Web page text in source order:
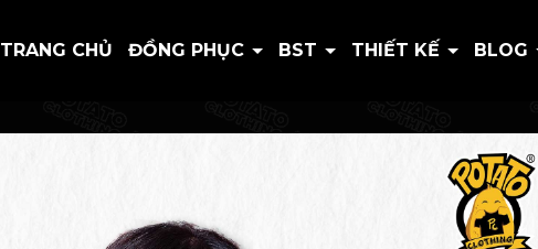
TRANG CHỦ ĐỒNG PHỤC BST THIẾT KẾ BLOG